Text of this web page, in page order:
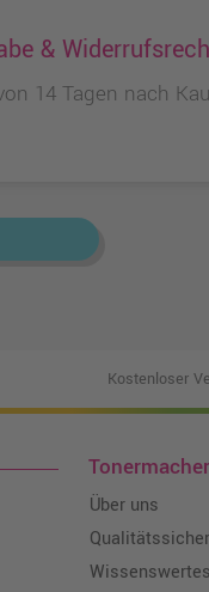
&
14 Tagen nach
Kostenloser
Tonermacher
Über uns
Wissenswertes